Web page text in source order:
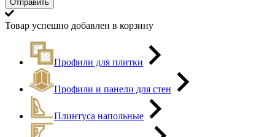
Товар успешно добавлен в корзину
Профили для плитки
Профили и панели для стен
Плинтуса напольные